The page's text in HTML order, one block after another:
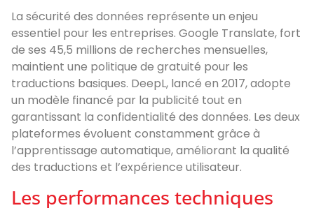
La sécurité des données représente un enjeu
essentiel pour les entreprises. Google Translate, fort
de ses 45,5 millions de recherches mensuelles,
maintient une politique de gratuité pour les
traductions basiques. DeepL, lancé en 2017, adopte
un modèle financé par la publicité tout en
garantissant la confidentialité des données. Les deux
plateformes évoluent constamment grâce à
l’apprentissage automatique, améliorant la qualité
des traductions et l’expérience utilisateur.
Les performances techniques